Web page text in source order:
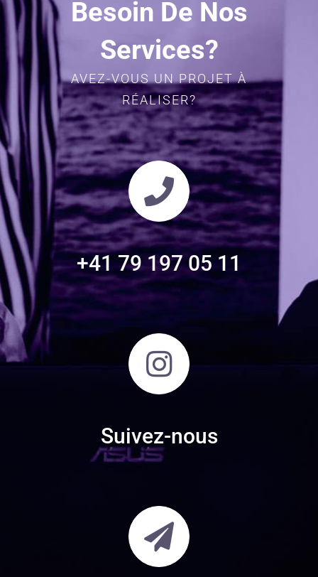
Besoin De Nos
Services?
AVEZ-VOUS UN PROJET À
RÉALISER?
+41 79 197 05 11
Suivez-nous